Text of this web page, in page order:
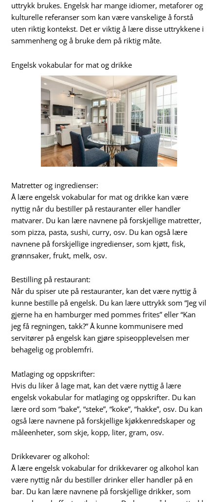
uttrykk brukes. Engelsk har mange idiomer, metaforer og
kulturelle referanser som kan være vanskelige å forstå
uten riktig kontekst. Det er viktig å lære disse uttrykkene i
sammenheng og å bruke dem på riktig måte.
Engelsk vokabular for mat og drikke
Matretter og ingredienser:
Å lære engelsk vokabular for mat og drikke kan være
nyttig når du bestiller på restauranter eller handler
matvarer. Du kan lære navnene på forskjellige matretter,
som pizza, pasta, sushi, curry, osv. Du kan også lære
navnene på forskjellige ingredienser, som kjøtt, fisk,
grønnsaker, frukt, melk, osv.
Bestilling på restaurant:
Når du spiser ute på restauranter, kan det være nyttig å
kunne bestille på engelsk. Du kan lære uttrykk som “Jeg vil
gjerne ha en hamburger med pommes frites” eller “Kan
jeg få regningen, takk?” Å kunne kommunisere med
servitører på engelsk kan gjøre spiseopplevelsen mer
behagelig og problemfri.
Matlaging og oppskrifter:
Hvis du liker å lage mat, kan det være nyttig å lære
engelsk vokabular for matlaging og oppskrifter. Du kan
lære ord som “bake”, “steke”, “koke”, “hakke”, osv. Du kan
også lære navnene på forskjellige kjøkkenredskaper og
måleenheter, som skje, kopp, liter, gram, osv.
Drikkevarer og alkohol:
Å lære engelsk vokabular for drikkevarer og alkohol kan
være nyttig når du bestiller drinker eller handler på en
bar. Du kan lære navnene på forskjellige drikker, som